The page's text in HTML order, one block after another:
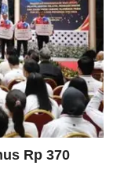
Rp 370